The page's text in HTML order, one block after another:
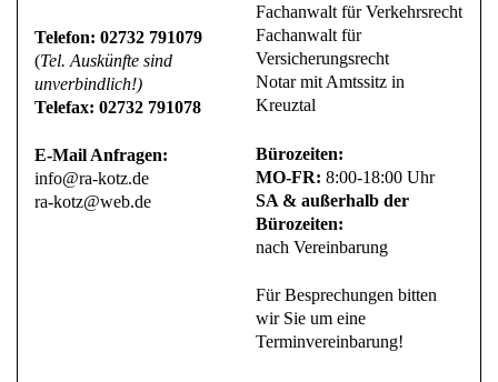
Telefon: 02732 791079
(Tel. Auskünfte sind
unverbindlich!)
Telefax: 02732 791078
E-Mail Anfragen:
info@ra-kotz.de
ra-kotz@web.de
Fachanwalt für Verkehrsrecht
Fachanwalt für
Versicherungsrecht
Notar mit Amtssitz in
Kreuztal
Bürozeiten:
MO-FR:8:00-18:00 Uhr
SA & außerhalb der
Bürozeiten:
nach Vereinbarung
Für Besprechungen bitten
wir Sie um eine
Terminvereinbarung!